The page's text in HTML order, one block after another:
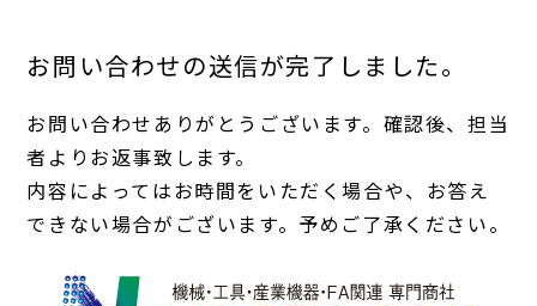
お問い合わせの送信が完了しました。
お問い合わせありがとうございます。確認後、担当
者よりお返事致します。
内容によってはお時間をいただく場合や、お答え
できない場合がございます。予めご了承ください。